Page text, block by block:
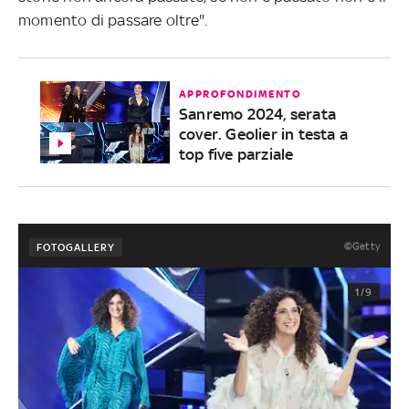
momento di passare oltre".
APPROFONDIMENTO
Sanremo 2024, serata
cover. Geolier in testa a
top five parziale
FOTOGALLERY ©Getty
1/9